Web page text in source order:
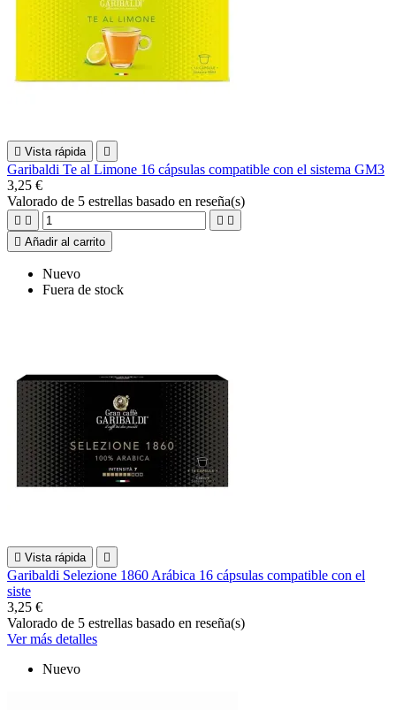
 Vista rápida 
Garibaldi Te al Limone 16 cápsulas compatible con el sistema GM3
3,25 €
Valorado de 5 estrellas basado en reseña(s)
   
 Añadir al carrito
Nuevo
Fuera de stock
 Vista rápida 
Garibaldi Selezione 1860 Arábica 16 cápsulas compatible con el
siste
3,25 €
Valorado de 5 estrellas basado en reseña(s)
Ver más detalles
Nuevo